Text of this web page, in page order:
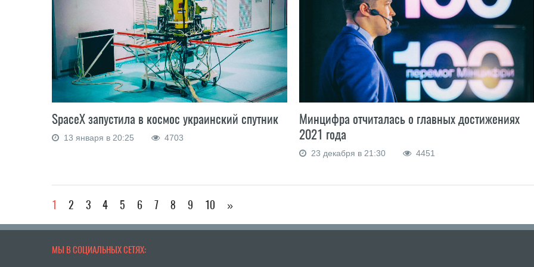
SpaceX запустила в космос украинский спутник
13 января в 20:25 4703
Минцифра отчиталась о главных достижениях
2021 года
23 декабря в 21:30 4451
1 2 3 4 5 6 7 8 9 10 »
МЫ В СОЦИАЛЬНЫХ СЕТЯХ: